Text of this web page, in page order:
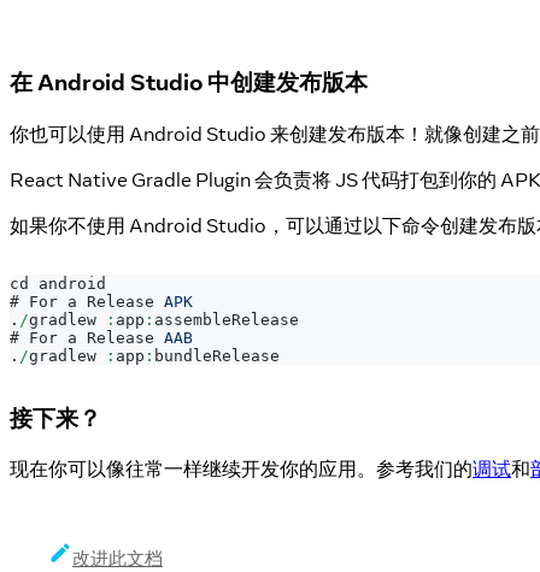
在 Android Studio 中创建发布版本
你也可以使用 Android Studio 来创建发布版本！就像创建之
React Native Gradle Plugin 会负责将 JS 代码打包到你的
如果你不使用 Android Studio，可以通过以下命令创建发布
cd android
# For a Release APK
. /gradlew : app : assembleRelease
# For a Release AAB
. /gradlew : app : bundleRelease
接下来？
现在你可以像往常一样继续开发你的应用。参考我们的调试和
改进此文档